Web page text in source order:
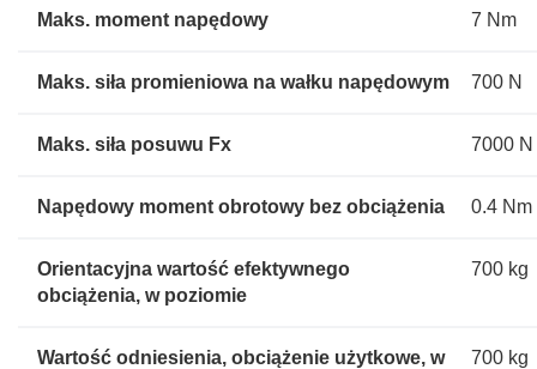
Maks. moment napędowy 7 Nm
Maks. siła promieniowa na wałku napędowym 700 N
Maks. siła posuwu Fx 7000 N
Napędowy moment obrotowy bez obciążenia 0.4 Nm
Orientacyjna wartość efektywnego
obciążenia, w poziomie
700 kg
Wartość odniesienia, obciążenie użytkowe, w
700 kg